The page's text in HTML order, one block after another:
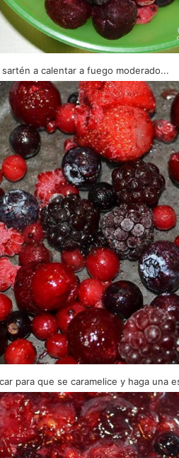
a calentar a fuego moderado...
para que se caramelice y haga una